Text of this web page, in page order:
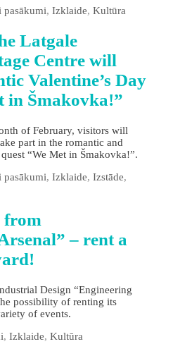
pasākumi, Izklaide, Kultūra
Latgale
Centre will
Valentine’s Day
in Šmakovka!”
of February, visitors will
part in the romantic and
“We Met in Šmakovka!”.
pasākumi, Izklaide, Izstāde,
from
– rent a
Design “Engineering
possibility of renting its
of events.
, Izklaide, Kultūra